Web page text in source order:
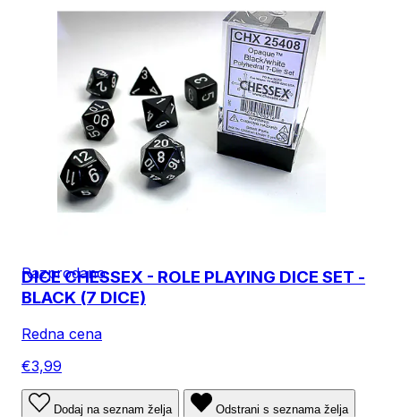
Razprodano
DICE CHESSEX - ROLE PLAYING DICE SET -
BLACK (7 DICE)
Redna cena
€3,99
Dodaj na seznam želja Odstrani s seznama želja